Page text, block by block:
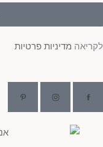
מדיניות פרטיות